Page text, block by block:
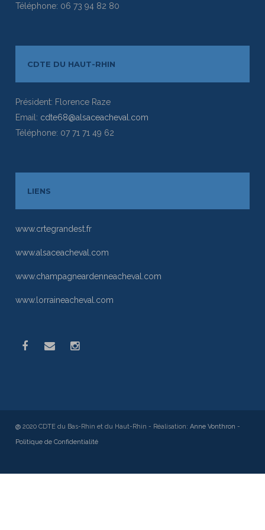
Téléphone: 06 73 94 82 80
CDTE DU HAUT-RHIN
Président: Florence Raze
Email: cdte68@alsaceacheval.com
Téléphone: 07 71 71 49 62
LIENS
www.crtegrandest.fr
www.alsaceacheval.com
www.champagneardenneacheval.com
www.lorraineacheval.com
@ 2020 CDTE du Bas-Rhin et du Haut-Rhin - Réalisation:Anne Vonthron -
Politique de Confidentialité